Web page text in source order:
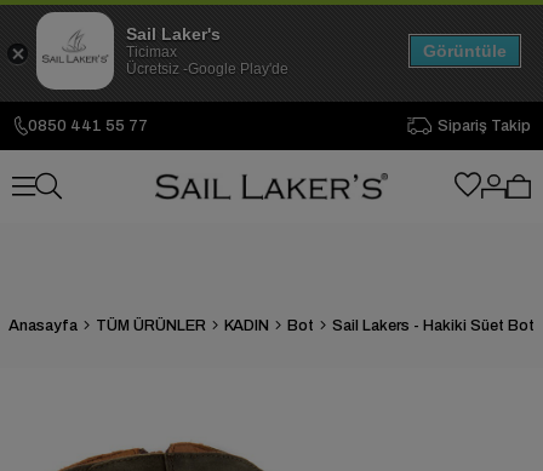
0850 441 55 77 Sipariş Takip
Anasayfa TÜM ÜRÜNLER KADIN Bot Sail Lakers - Hakiki Süet Bot
Sail Laker's
Ticimax
Ücretsiz -Google Play'de
Görüntüle